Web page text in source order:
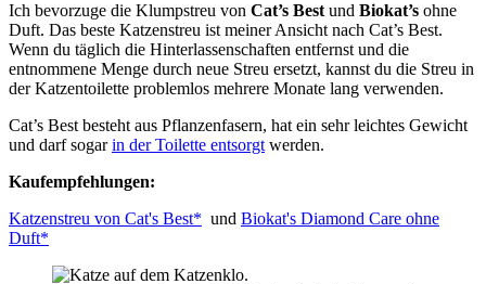
Ich bevorzuge die Klumpstreu von Cat’s Bestund Biokat’s ohne
Duft. Das beste Katzenstreu ist meiner Ansicht nach Cat’s Best.
Wenn du täglich die Hinterlassenschaften entfernst und die
entnommene Menge durch neue Streu ersetzt, kannst du die Streu in
der Katzentoilette problemlos mehrere Monate lang verwenden.
Cat’s Best besteht aus Pflanzenfasern, hat ein sehr leichtes Gewicht
und darf sogarin der Toilette entsorgtwerden.
Kaufempfehlungen:
Katzenstreu von Cat's Best* und Biokat's Diamond Care ohne
Duft*